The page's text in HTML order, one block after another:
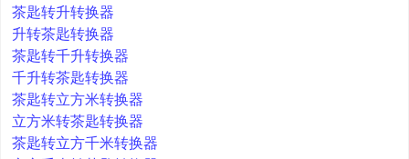
茶匙转升转换器
升转茶匙转换器
茶匙转千升转换器
千升转茶匙转换器
茶匙转立方米转换器
立方米转茶匙转换器
茶匙转立方千米转换器